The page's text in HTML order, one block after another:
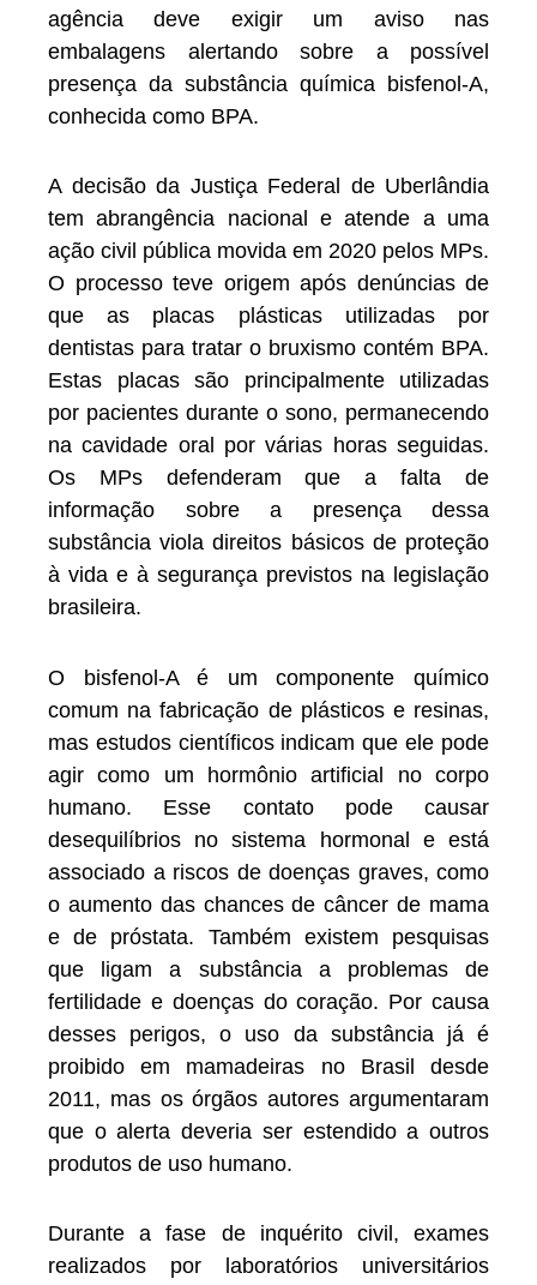
agência deve exigir um aviso nas
embalagens alertando sobre a possível
presença da substância química bisfenol-A,
conhecida como BPA.
A decisão da Justiça Federal de Uberlândia
tem abrangência nacional e atende a uma
ação civil pública movida em 2020 pelos MPs.
O processo teve origem após denúncias de
que as placas plásticas utilizadas por
dentistas para tratar o bruxismo contém BPA.
Estas placas são principalmente utilizadas
por pacientes durante o sono, permanecendo
na cavidade oral por várias horas seguidas.
Os MPs defenderam que a falta de
informação sobre a presença dessa
substância viola direitos básicos de proteção
à vida e à segurança previstos na legislação
brasileira.
O bisfenol-A é um componente químico
comum na fabricação de plásticos e resinas,
mas estudos científicos indicam que ele pode
agir como um hormônio artificial no corpo
humano. Esse contato pode causar
desequilíbrios no sistema hormonal e está
associado a riscos de doenças graves, como
o aumento das chances de câncer de mama
e de próstata. Também existem pesquisas
que ligam a substância a problemas de
fertilidade e doenças do coração. Por causa
desses perigos, o uso da substância já é
proibido em mamadeiras no Brasil desde
2011, mas os órgãos autores argumentaram
que o alerta deveria ser estendido a outros
produtos de uso humano.
Durante a fase de inquérito civil, exames
realizados por laboratórios universitários